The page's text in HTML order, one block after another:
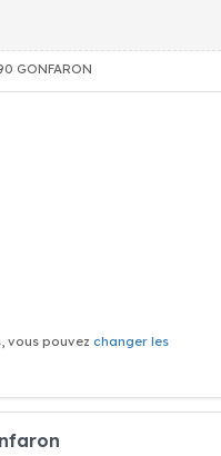
GONFARON
vous pouvez changer les